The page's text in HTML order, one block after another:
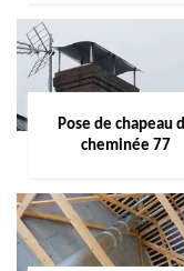
Pose de chapeau
cheminée 77